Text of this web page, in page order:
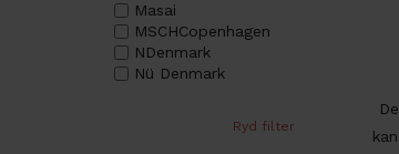
Masai
MSCHCopenhagen
NDenmark
Nü Denmark
Ryd filter